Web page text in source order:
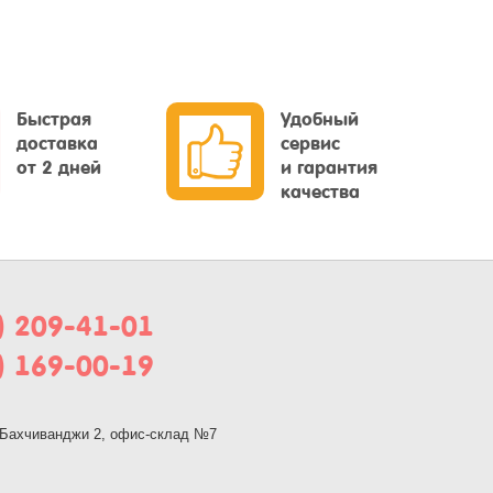
Быстрая
доставка
от 2 дней
Удобный
сервис
и гарантия
качества
209-41-01
169-00-19
Бахчиванджи 2, офис-склад №7